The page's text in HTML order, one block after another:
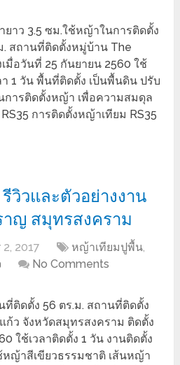
าว 3.5 ซม.ใช้หญ้าในการติดตั้ง
สถานที่ติดตั้งหมู่บ้าน The
มื่อวันที่ 25 กันยายน 2560 ใช้
า 1 วัน พื้นที่ติดตั้ง เป็นพื้นดิน ปรับ
ารติดตั้งหญ้า เพื่อความสมดุล
การติดตั้งหญ้าเทียม RS35
วิวและตัวอย่างงาน
ญ สมุทรสงคราม
2017 หญ้าเทียมปูพื้น,
No Comments
ติดตั้ง 56 ตร.ม. สถานที่ติดตั้ง
ว จังหวัดสมุทรสงคราม ติดตั้ง
ใช้เวลาติดตั้ง 1 วัน งานติดตั้ง
ญ้าสีเขียวธรรมชาติ เส้นหญ้า